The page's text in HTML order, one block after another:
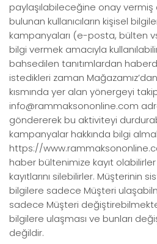
paylaşılabileceğine onay vermiş
bulunan kullanıcıların kişisel
kampanyaları (e-posta, bülten
bilgi vermek amacıyla kullanılabilir.
bahsedilen tanıtımlardan
istedikleri zaman
kısmında yer alan yönergeyi
info@rammaksononline.com
göndererek bu aktiviteyi
kampanyalar hakkında bilgi
https://
haber bültenimize kayıt
kayıtlarını silebilirler. Müşterinin
bilgilere sadece Müşteri
sadece Müşteri
bilgilere ulaşması ve bunları
değildir.